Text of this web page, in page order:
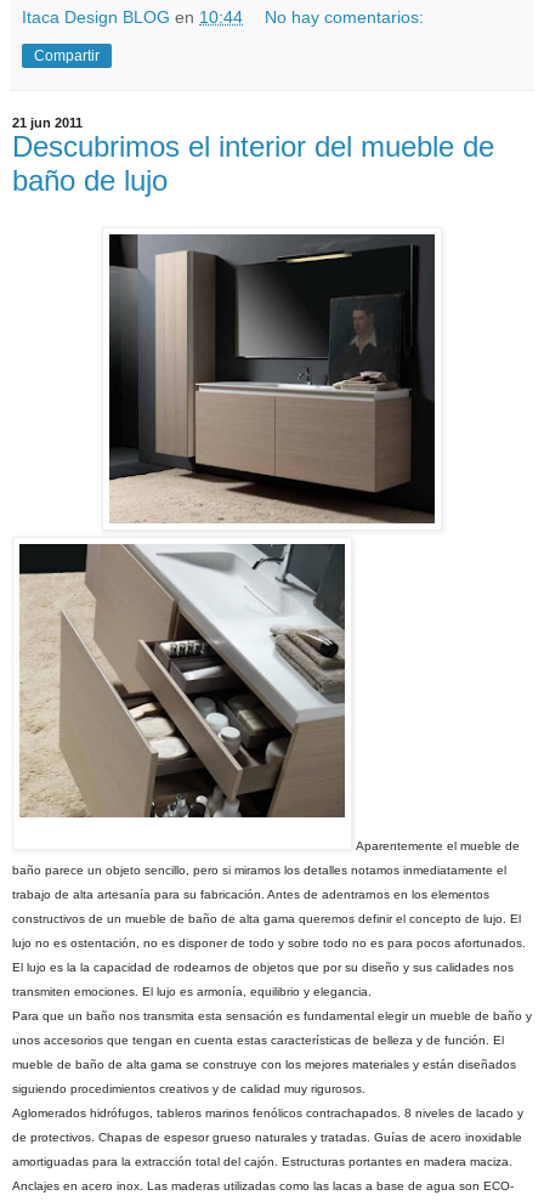
Itaca Design BLOG en 10:44 No hay comentarios:
Compartir
21 jun 2011
Descubrimos el interior del mueble de
baño de lujo
Aparentemente el mueble de
baño parece un objeto sencillo, pero si miramos los detalles notamos inmediatamente el
trabajo de alta artesanía para su fabricación. Antes de adentrarnos en los elementos
constructivos de un mueble de baño de alta gama queremos definir el concepto de lujo. El
lujo no es ostentación, no es disponer de todo y sobre todo no es para pocos afortunados.
El lujo es la la capacidad de rodearnos de objetos que por su diseño y sus calidades nos
transmiten emociones. El lujo es armonía, equilibrio y elegancia.
Para que un baño nos transmita esta sensación es fundamental elegir un mueble de baño y
unos accesorios que tengan en cuenta estas características de belleza y de función. El
mueble de baño de alta gama se construye con los mejores materiales y están diseñados
siguiendo procedimientos creativos y de calidad muy rigurosos.
Aglomerados hidrófugos, tableros marinos fenólicos contrachapados. 8 niveles de lacado y
de protectivos. Chapas de espesor grueso naturales y tratadas. Guías de acero inoxidable
amortiguadas para la extracción total del cajón. Estructuras portantes en madera maciza.
Anclajes en acero inox. Las maderas utilizadas como las lacas a base de agua son ECO-